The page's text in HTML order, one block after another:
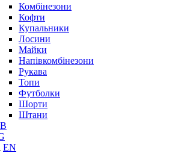
Комбінезони
Кофти
Купальники
Лосини
Майки
Напівкомбінезони
Рукава
Топи
Футболки
Шорти
Штани
EN